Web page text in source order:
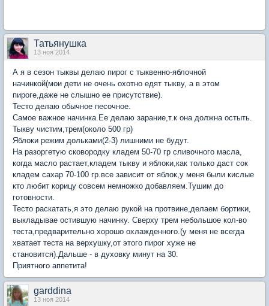
Татьянушка
13 ноя 2014
А я в сезон тыквы делаю пирог с тыквенно-яблочной
начинкой(мои дети не очень охотно едят тыкву, а в этом
пироге,даже не слышно ее присутствие).
Тесто делаю обычное песочное.
Самое важное начинка.Ее делаю зарание,т.к она должна остыть.
Тыкву чистим,трем(около 500 гр)
Яблоки режим дольками(2-3) лишними не будут.
На разоргетую сковородку кладем 50-70 гр сливочного масла,
когда масло растает,кладем тыкву и яблоки,как только даст сок
кладем сахар 70-100 гр.все зависит от яблок,у меня были кислые
кто любит корицу совсем немножко добавляем.Тушим до
готовности.
Тесто раскатать,я это делаю рукой на протвине,делаем бортики,
выкладывае остившую начинку. Сверху трем небольшое кол-во
теста,предварительно хорошо охлажденного.(у меня не всегда
хватает теста на верхушку,от этого пирог хуже не
становится).Дальше - в духовку минут на 30.
Приятного аппетита!
garddina
13 ноя 2014